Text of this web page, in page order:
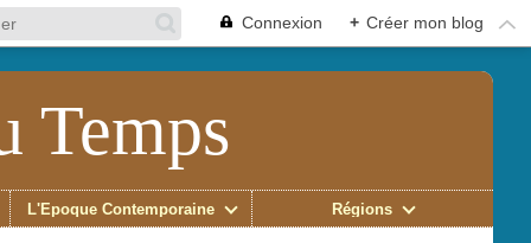
Connexion + Créer mon blog
Temps
L'Époque Contemporaine Régions